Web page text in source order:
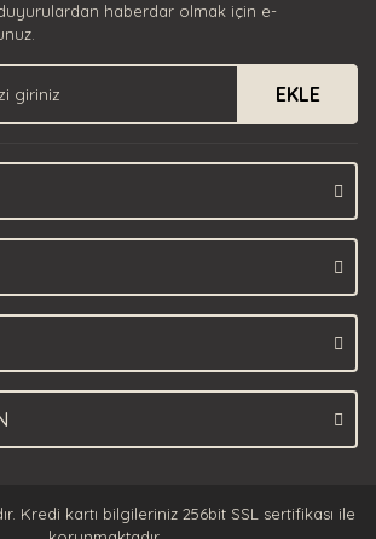
hatalar bulunuyor.
sitelerden daha pahalı.
farklı alternatifler olmalı.
haberdar olmak için e-
EKLE
Kredi kartı bilgileriniz 256bit SSL sertifikası ile